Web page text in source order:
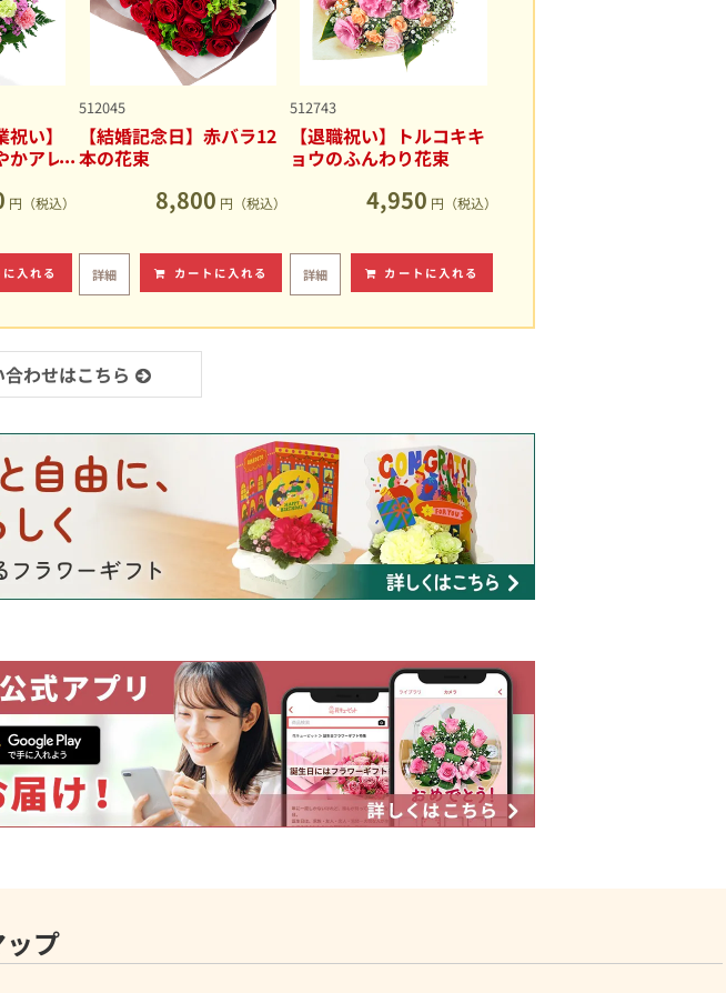
い】
かアレ
円（税込）
入れる
512045
【結婚記念日】赤バラ12
本の花束
8,800 円（税込）
詳細 カートに入れる
512743
【退職祝い】トルコキキ
ョウのふんわり花束
4,950 円（税込）
詳細 カートに入れる
わせはこちら
プ